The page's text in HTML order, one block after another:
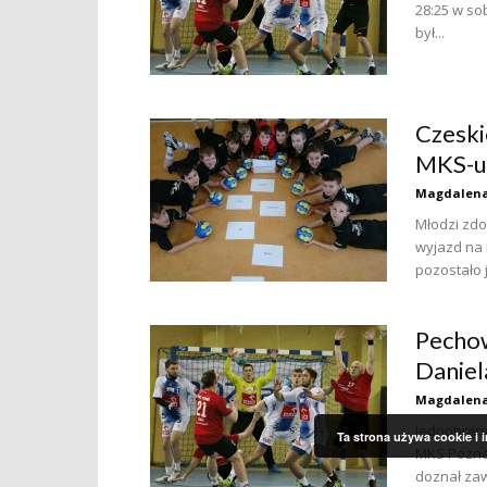
28:25 w
był...
MKS-u
Młodzi
wyjazd na
MKS
doznał
Ta strona używa cookie i